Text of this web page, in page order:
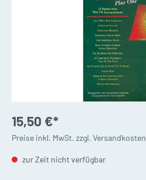
15,50 €*
Preise inkl. MwSt. zzgl. Versandkosten
zur Zeit nicht verfügbar